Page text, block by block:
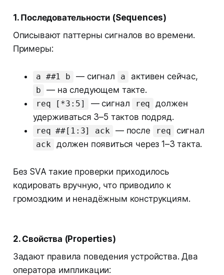
1. Последовательности (Sequences)
Описывают паттерны сигналов во времени.
Примеры:
a ##1 b — сигнал a активен сейчас,
b — на следующем такте.
req [*3:5] — сигнал req
должен
удерживаться 3–5 тактов подряд.
req ##[1:3] ack — после req сигнал
ack должен появиться через 1–3 такта.
Без SVA такие проверки приходилось
кодировать вручную, что приводило к
громоздким и ненадёжным конструкциям.
2. Свойства (Properties)
Задают правила поведения устройства. Два
оператора импликации: